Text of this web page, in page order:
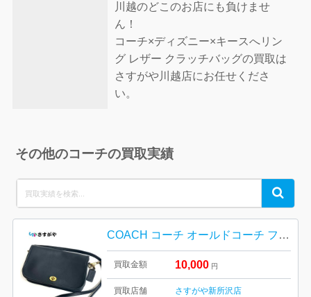
川越のどこのお店にも負けませ
ん！
コーチ×ディズニー×キースへリン
グ レザー クラッチバッグの買取は
さすがや川越店にお任せくださ
い。
その他のコーチの買取実績
for:
Search
COACH コーチ オールドコーチ フルレザー バッグ USA製 ヴィンテージ
買取金額 10,000 円
買取店舗 さすがや新所沢店